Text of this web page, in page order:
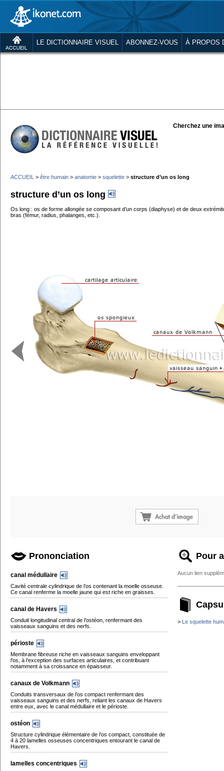
LE DICTIONNAIRE VISUEL ABONNEZ-VOUS À PROPOS
Cherchez une
ACCUEIL > être humain > anatomie > squelette > structure d’un os long
structure d’un os long
Os long : os de forme allongée se composant d’un corps (diaphyse) et de deux
bras (fémur, radius, phalanges, etc.).
Prononciation
canal médullaire
Cavité centrale cylindrique de l’os contenant la moelle osseuse.
Ce canal renferme la moelle jaune qui est riche en graisses.
canal de Havers
Conduit longitudinal central de l’ostéon, renfermant des
vaisseaux sanguins et des nerfs.
périoste
Membrane fibreuse riche en vaisseaux sanguins enveloppant
l’os, à l’exception des surfaces articulaires, et contribuant
notamment à sa croissance en épaisseur.
canaux de Volkmann
Conduits transversaux de l’os compact renfermant des
vaisseaux sanguins et des nerfs, reliant les canaux de Havers
entre eux, avec le canal médullaire et le périoste.
ostéon
Structure cylindrique élémentaire de l’os compact, constituée de
4 à 20 lamelles osseuses concentriques entourant le canal de
Havers.
lamelles concentriques
Pour
Aucun lien
> Le squelette